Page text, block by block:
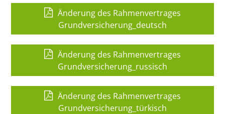
Änderung des Rahmenvertrages
Grundversicherung_deutsch
Änderung des Rahmenvertrages
Grundversicherung_russisch
Änderung des Rahmenvertrages
Grundversicherung_türkisch